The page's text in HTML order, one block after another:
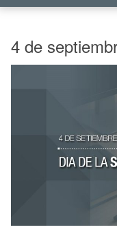
4 de